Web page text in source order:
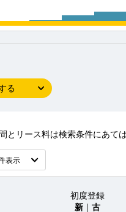
る
とリース料は検索条件にあて
初度登録
新 ｜ 古